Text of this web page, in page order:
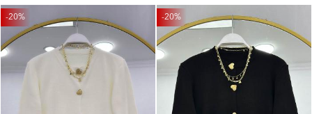
-20% -20%